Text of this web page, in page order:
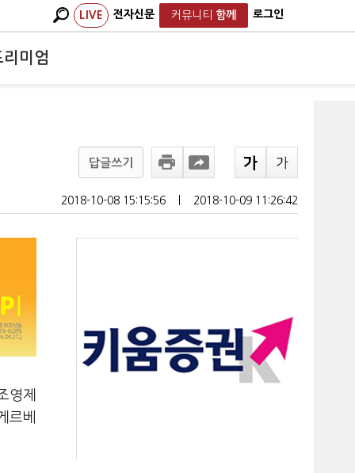
LIVE 전자신문 커뮤니티 함께 로그인
리미엄
답글쓰기
2018-10-08 15:15:56 2018-10-09 11:26:42
영제
르베